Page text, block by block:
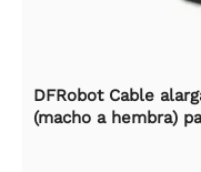
DFRobot Cable
(macho a hembra)